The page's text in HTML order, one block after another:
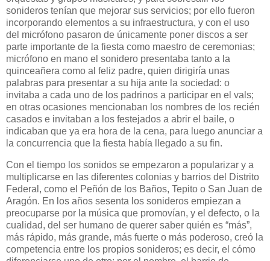
sonideros tenían que mejorar sus servicios; por ello fueron
incorporando elementos a su infraestructura, y con el uso
del micrófono pasaron de únicamente poner discos a ser
parte importante de la fiesta como maestro de ceremonias;
micrófono en mano el sonidero presentaba tanto a la
quinceañera como al feliz padre, quien dirigiría unas
palabras para presentar a su hija ante la sociedad: o
invitaba a cada uno de los padrinos a participar en el vals;
en otras ocasiones mencionaban los nombres de los recién
casados e invitaban a los festejados a abrir el baile, o
indicaban que ya era hora de la cena, para luego anunciar a
la concurrencia que la fiesta había llegado a su fin.
Con el tiempo los sonidos se empezaron a popularizar y a
multiplicarse en las diferentes colonias y barrios del Distrito
Federal, como el Peñón de los Baños, Tepito o San Juan de
Aragón. En los años sesenta los sonideros empiezan a
preocuparse por la música que promovían, y el defecto, o la
cualidad, del ser humano de querer saber quién es “más”,
más rápido, más grande, más fuerte o más poderoso, creó la
competencia entre los propios sonideros; es decir, el cómo